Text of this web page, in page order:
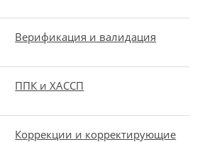
Верификация и валидация
ППК и ХАССП
Коррекции и корректирующие